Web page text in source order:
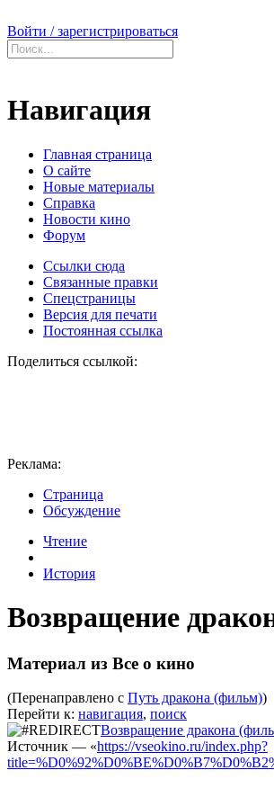
Войти / зарегистрироваться
Навигация
Главная страница
О сайте
Новые материалы
Справка
Новости кино
Форум
Ссылки сюда
Связанные правки
Спецстраницы
Версия для печати
Постоянная ссылка
Поделиться ссылкой:
Реклама:
Страница
Обсуждение
Чтение
История
Возвращение
Материал из Все о кино
(Перенаправлено с Путь дракона (фильм))
Перейти к: навигация, поиск
Возвращение дракона
Источник — «https://vseokino.ru/index.php?